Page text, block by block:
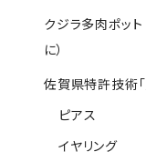
クジラ多肉ポッ
に）
佐賀県特許技術
ピアス
イヤリング